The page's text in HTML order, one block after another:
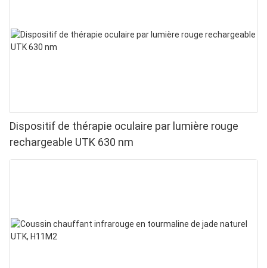
Dispositif de thérapie oculaire par lumière rouge
rechargeable UTK 630 nm